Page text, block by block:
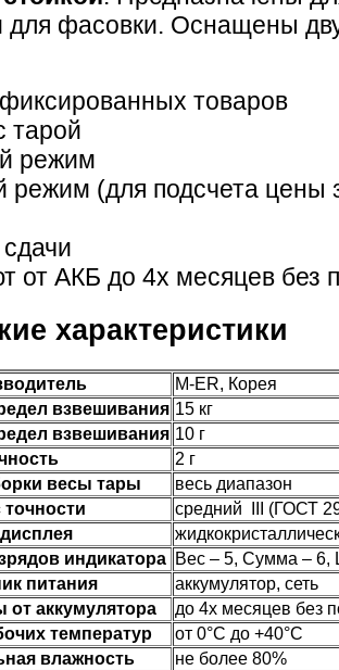
для фасовки. Оснащены
товаров
тарой
режим
режим (для подсчета цены
от АКБ до 4х месяцев без
характеристики
M-ER, Корея
взвешивания 15 кг
взвешивания 10 г
2 г
весы тары
весь диапазон
точности
средний III (ГОСТ
индикатора Вес – 5, Сумма – 6,
питания
аккумулятор, сеть
от аккумулятора
до 4х месяцев без
температур
от 0°C до +40°C
влажность
не более 80%